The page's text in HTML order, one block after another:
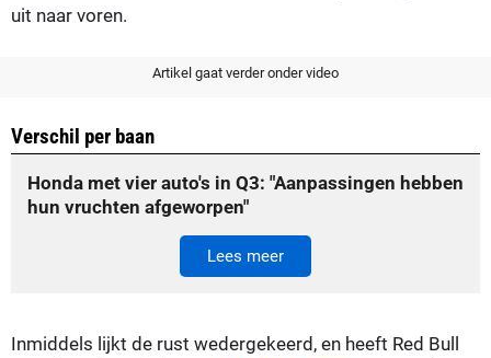
uit naar voren.
Artikel gaat verder onder video
Verschil per baan
Honda met vier auto's in Q3: "Aanpassingen hebben
hun vruchten afgeworpen"
Lees meer
Inmiddels lijkt de rust wedergekeerd, en heeft Red Bull